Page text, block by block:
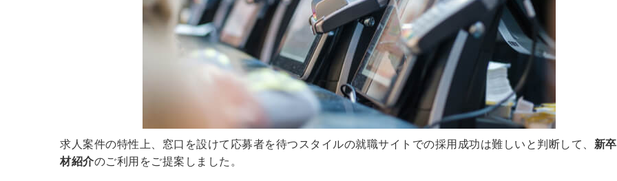
求人案件の特性上、窓口を設けて応募者を待つスタイルの就職サイトでの採用成功は難しいと判断して、 新
材紹介のご利用をご提案しました。
用担当者様のお役
に立てる情報を発
信してまいりま
す。